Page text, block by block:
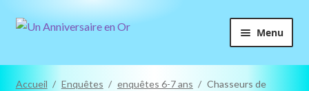
Aller
Aller
Menu
Accueil / Enquêtes / enquêtes 6-7 ans / Chasseurs de